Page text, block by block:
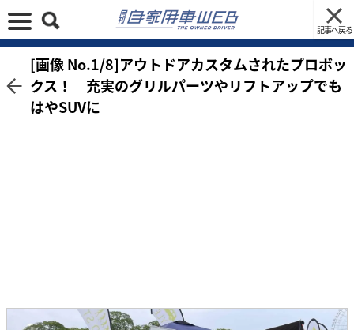
記事へ戻る
[画像 No.1/8]アウトドアカスタムされたプロボッ
クス！ 充実のグリルパーツやリフトアップでも
はやSUVに